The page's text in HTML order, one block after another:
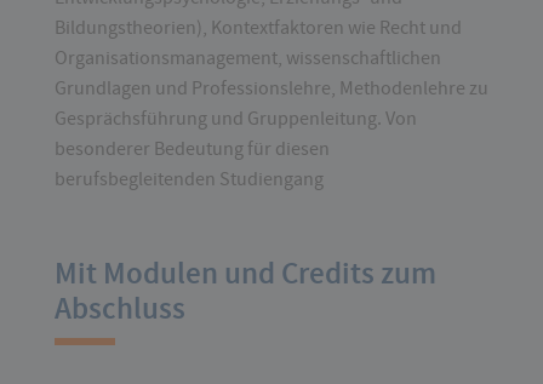
Bildungstheorien), Kontextfaktoren wie Recht und
Organisationsmanagement, wissenschaftlichen
Grundlagen und Professionslehre, Methodenlehre zu
Gesprächsführung und Gruppenleitung. Von
besonderer Bedeutung für diesen
berufsbegleitenden Studiengang
Mit Modulen und Credits zum
Abschluss